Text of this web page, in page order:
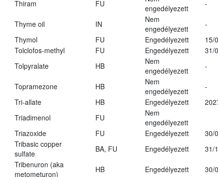
Thiram FU
engedélyezett
-
Thyme oil IN
Nem
engedélyezett
-
Thymol
FU Engedélyezett
15/
Tolclofos-methyl
FU Engedélyezett
31/
Tolpyralate
HB
Nem
engedélyezett
-
Topramezone HB
Nem
engedélyezett
-
Tri-allate
HB Engedélyezett
Triadimenol
FU
Nem
engedélyezett
Triazoxide
FU Engedélyezett
30/
Tribasic copper
sulfate
BA, FU Engedélyezett
31/
Tribenuron (aka
metometuron)
HB Engedélyezett
30/